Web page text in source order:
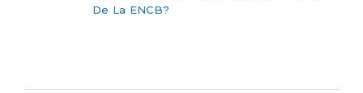
De La ENCB?